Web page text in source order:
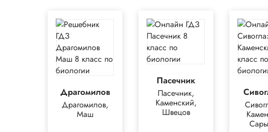
Драгомилов
Драгомилов,
Маш
Пасечник
Пасечник,
Каменский,
Швецов